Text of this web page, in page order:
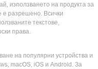
използването на продукта за
е разрешено. Всички
текстове,
права.
на популярни устройства и
macOS, iOS и Android. За